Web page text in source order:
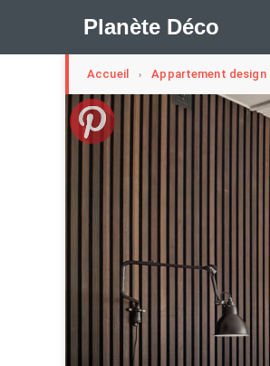
Planète Déco
🛍︎ Shop Planète Déco
Accueil › Appartement design